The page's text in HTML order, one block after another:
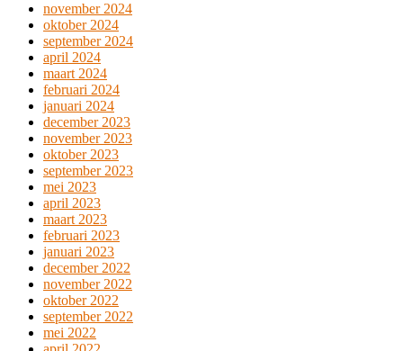
november 2024
oktober 2024
september 2024
april 2024
maart 2024
februari 2024
januari 2024
december 2023
november 2023
oktober 2023
september 2023
mei 2023
april 2023
maart 2023
februari 2023
januari 2023
december 2022
november 2022
oktober 2022
september 2022
mei 2022